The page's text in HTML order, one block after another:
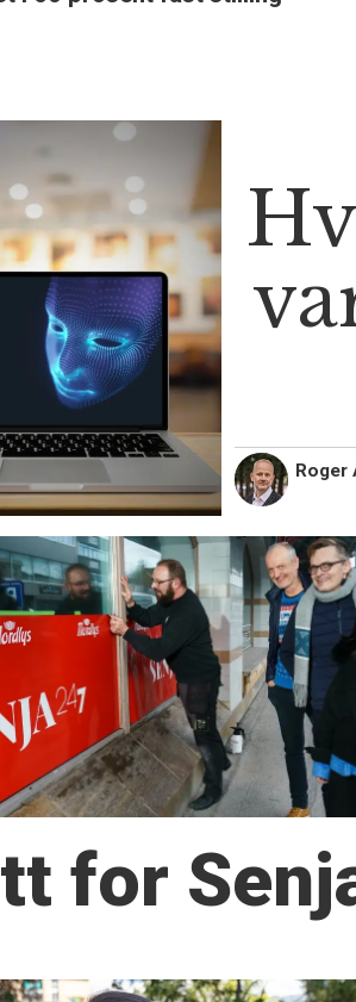
Roger
for